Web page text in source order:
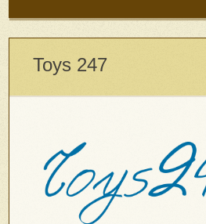
Toys 247